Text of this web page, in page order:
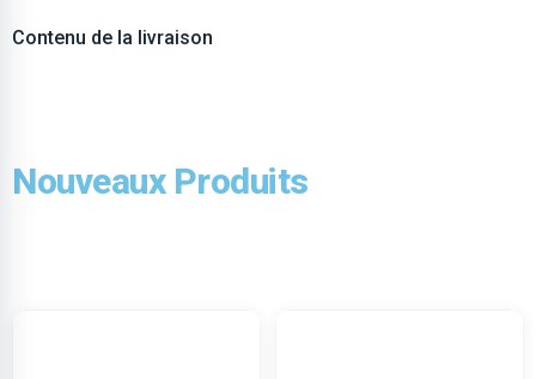
Contenu de la livraison
Nouveaux Produits